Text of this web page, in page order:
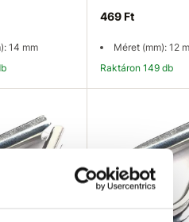
14 mm
469 Ft
Méret (mm): 12
Raktáron 149 db